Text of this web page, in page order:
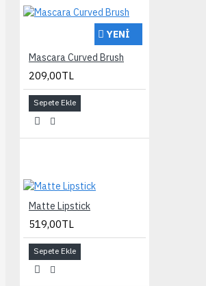
YENI
Mascara Curved Brush
209,00TL
Sepete Ekle
Matte Lipstick
519,00TL
Sepete Ekle